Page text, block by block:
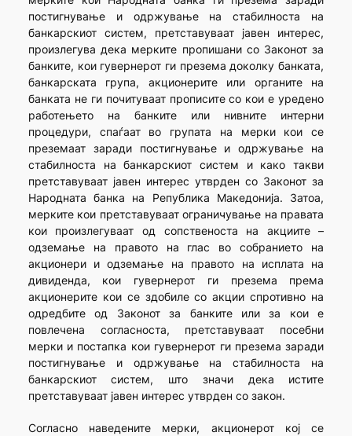
постигнување и одржување на стабилноста на
банкарскиот систем, претставуваат јавен интерес,
произлегува дека мерките пропишани со Законот за
банките, кои гувернерот ги презема доколку банката,
банкарската група, акционерите или органите на
банката не ги почитуваат прописите со кои е уредено
работењето на банките или нивните интерни
процедури, спаѓаат во групата на мерки кои се
преземаат заради постигнување и одржување на
стабилноста на банкарскиот систем и како такви
претставуваат јавен интерес утврден со Законот за
Народната банка на Република Македонија. Затоа,
мерките кои претставуваат ограничување на правата
кои произлегуваат од сопственоста на акциите –
одземање на правото на глас во собранието на
акционери и одземање на правото на исплата на
дивиденда, кои гувернерот ги презема према
акционерите кои се здобиле со акции спротивно на
одредбите од Законот за банките или за кои е
повлечена согласноста, претставуваат посебни
мерки и постапка кои гувернерот ги презема заради
постигнување и одржување на стабилноста на
банкарскиот систем, што значи дека истите
претставуваат јавен интерес утврден со закон.
Согласно наведените мерки, акционерот кој се